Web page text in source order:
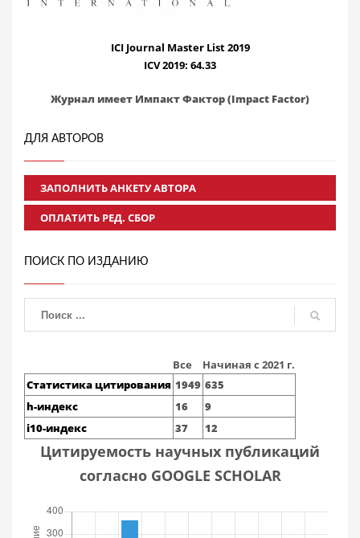
ICI Journal Master List 2019
ICV 2019: 64.33
Журнал имеет Импакт Фактор (Impact Factor)
ДЛЯ АВТОРОВ
ЗАПОЛНИТЬ АНКЕТУ АВТОРА
ОПЛАТИТЬ РЕД. СБОР
ПОИСК ПО ИЗДАНИЮ
Все
Начиная с 2021 г.
Статистика цитирования 1949 635
h-индекс
16
9
i10-индекс
37 12
Цитируемость научных публикаций
согласно GOOGLE SCHOLAR